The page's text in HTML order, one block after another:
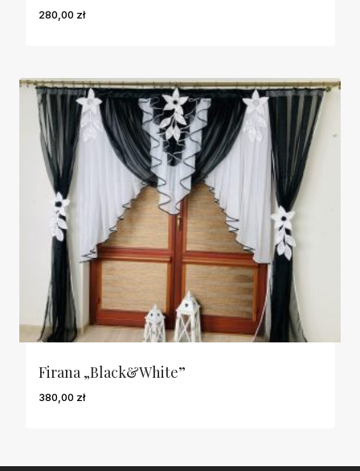
280,00 zł
Firana „Black&white”
380,00 zł